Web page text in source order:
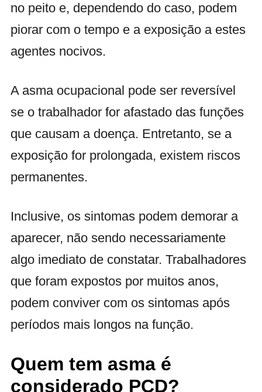
no peito e, dependendo do caso, podem
piorar com o tempo e a exposição a estes
agentes nocivos.
A asma ocupacional pode ser reversível
se o trabalhador for afastado das funções
que causam a doença. Entretanto, se a
exposição for prolongada, existem riscos
permanentes.
Inclusive, os sintomas podem demorar a
aparecer, não sendo necessariamente
algo imediato de constatar. Trabalhadores
que foram expostos por muitos anos,
podem conviver com os sintomas após
períodos mais longos na função.
Quem tem asma é
considerado PCD?